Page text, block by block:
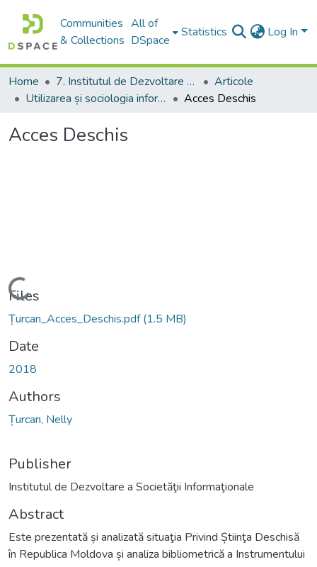
Communities
& Collections
All of
DSpace
Statistics Log In
Home 7. Institutul de Dezvoltare a Societății Informaționale
Articole
Utilizarea și sociologia informației
Acces Deschis
Acces Deschis
Loading...
Files
Țurcan_Acces_Deschis.pdf(1.5 MB)
Date
2018
Authors
Țurcan, Nelly
Publisher
Institutul de Dezvoltare a Societăţii Informaţionale
Abstract
Este prezentată și analizată situaţia Privind Știinţa Deschisă
în Republica Moldova și analiza bibliometrică a Instrumentului